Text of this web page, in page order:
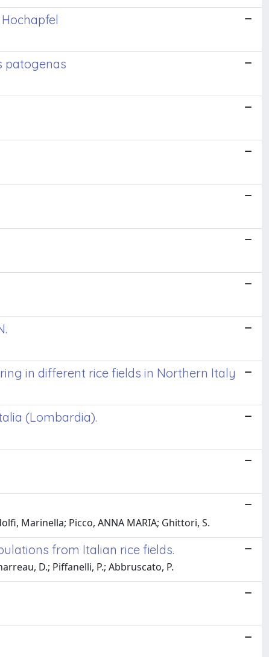
patogenas
in different rice fields in Northern Italy
(Lombardia).
Marinella; Picco, ANNA MARIA; Ghittori, S.
from Italian rice fields.
D.; Piffanelli, P.; Abbruscato, P.